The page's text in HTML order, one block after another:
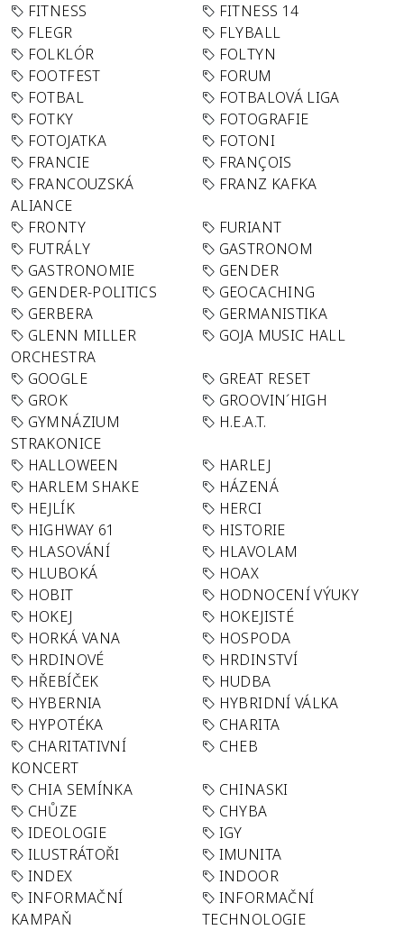
FITNESS
FITNESS 14
FLEGR
FLYBALL
FOLKLÓR
FOLTYN
FOOTFEST
FORUM
FOTBAL
FOTBALOVÁ LIGA
FOTKY
FOTOGRAFIE
FOTOJATKA
FOTONI
FRANCIE
FRANÇOIS
FRANCOUZSKÁ
ALIANCE
FRANZ KAFKA
FRONTY
FURIANT
FUTRÁLY
GASTRONOM
GASTRONOMIE
GENDER
GENDER-POLITICS
GEOCACHING
GERBERA
GERMANISTIKA
GLENN MILLER
ORCHESTRA
GOJA MUSIC HALL
GOOGLE
GREAT RESET
GROK
GROOVIN´HIGH
GYMNÁZIUM
STRAKONICE
H.E.A.T.
HALLOWEEN
HARLEJ
HARLEM SHAKE
HÁZENÁ
HEJLÍK
HERCI
HIGHWAY 61
HISTORIE
HLASOVÁNÍ
HLAVOLAM
HLUBOKÁ
HOAX
HOBIT
HODNOCENÍ VÝUKY
HOKEJ
HOKEJISTÉ
HORKÁ VANA
HOSPODA
HRDINOVÉ
HRDINSTVÍ
HŘEBÍČEK
HUDBA
HYBERNIA
HYBRIDNÍ VÁLKA
HYPOTÉKA
CHARITA
CHARITATIVNÍ
KONCERT
CHEB
CHIA SEMÍNKA
CHINASKI
CHŮZE
CHYBA
IDEOLOGIE
IGY
ILUSTRÁTOŘI
IMUNITA
INDEX
INDOOR
INFORMAČNÍ
KAMPAŇ
INFORMAČNÍ
TECHNOLOGIE